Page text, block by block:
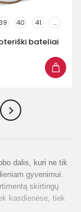
40 41 ...
bateliai
dalis, kuri ne tik
gyvenimui.
skirtingų
kasdienėse, tiek